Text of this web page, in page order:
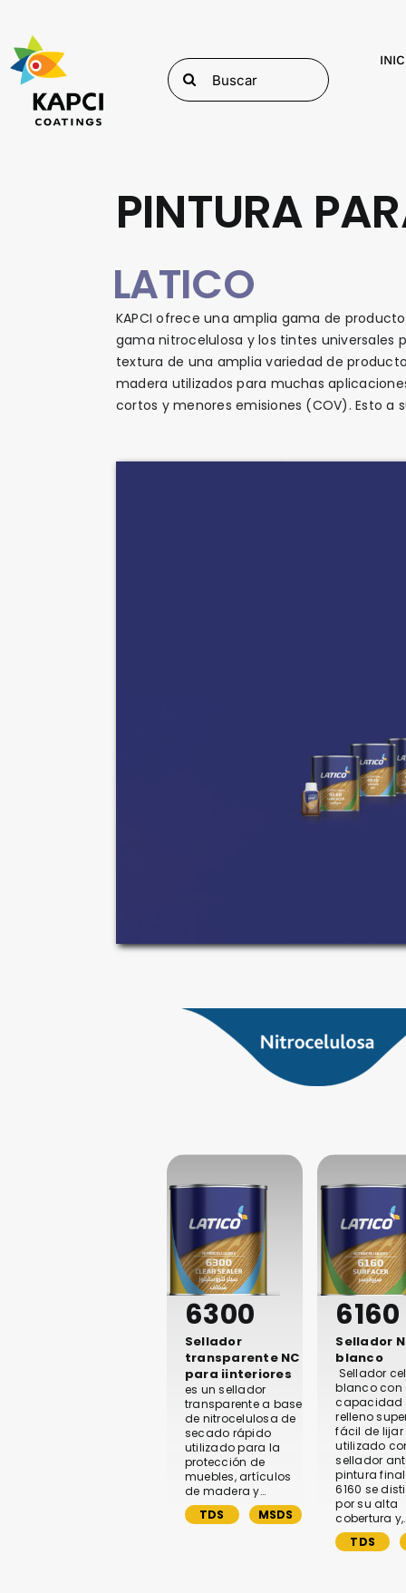
content
Search
for:
PINTURA
LATICO
KAPCI ofrece una amplia gama de
gama nitrocelulosa y los tintes universales
textura de una amplia variedad de
madera utilizados para muchas
cortos y menores emisiones (COV). Esto a
6300
Sellador
transparente NC
para iinteriores
es un sellador
transparente a base
de nitrocelulosa de
secado rápido
utilizado para la
protección de
muebles, artículos
de madera y…
TDS
MSDS
6160
Sellador
blanco
Sellador
blanco con
capacidad
relleno
fácil de lijar
utilizado
sellador
pintura
6160 se
por su alta
cobertura
TDS